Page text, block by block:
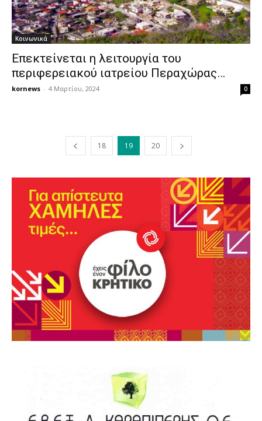
Κοινωνικά
Επεκτείνεται η λειτουργία του
περιφερειακού ιατρείου Περαχώρας…
kornews - 4 Μαρτίου, 2024 0
18 19 20